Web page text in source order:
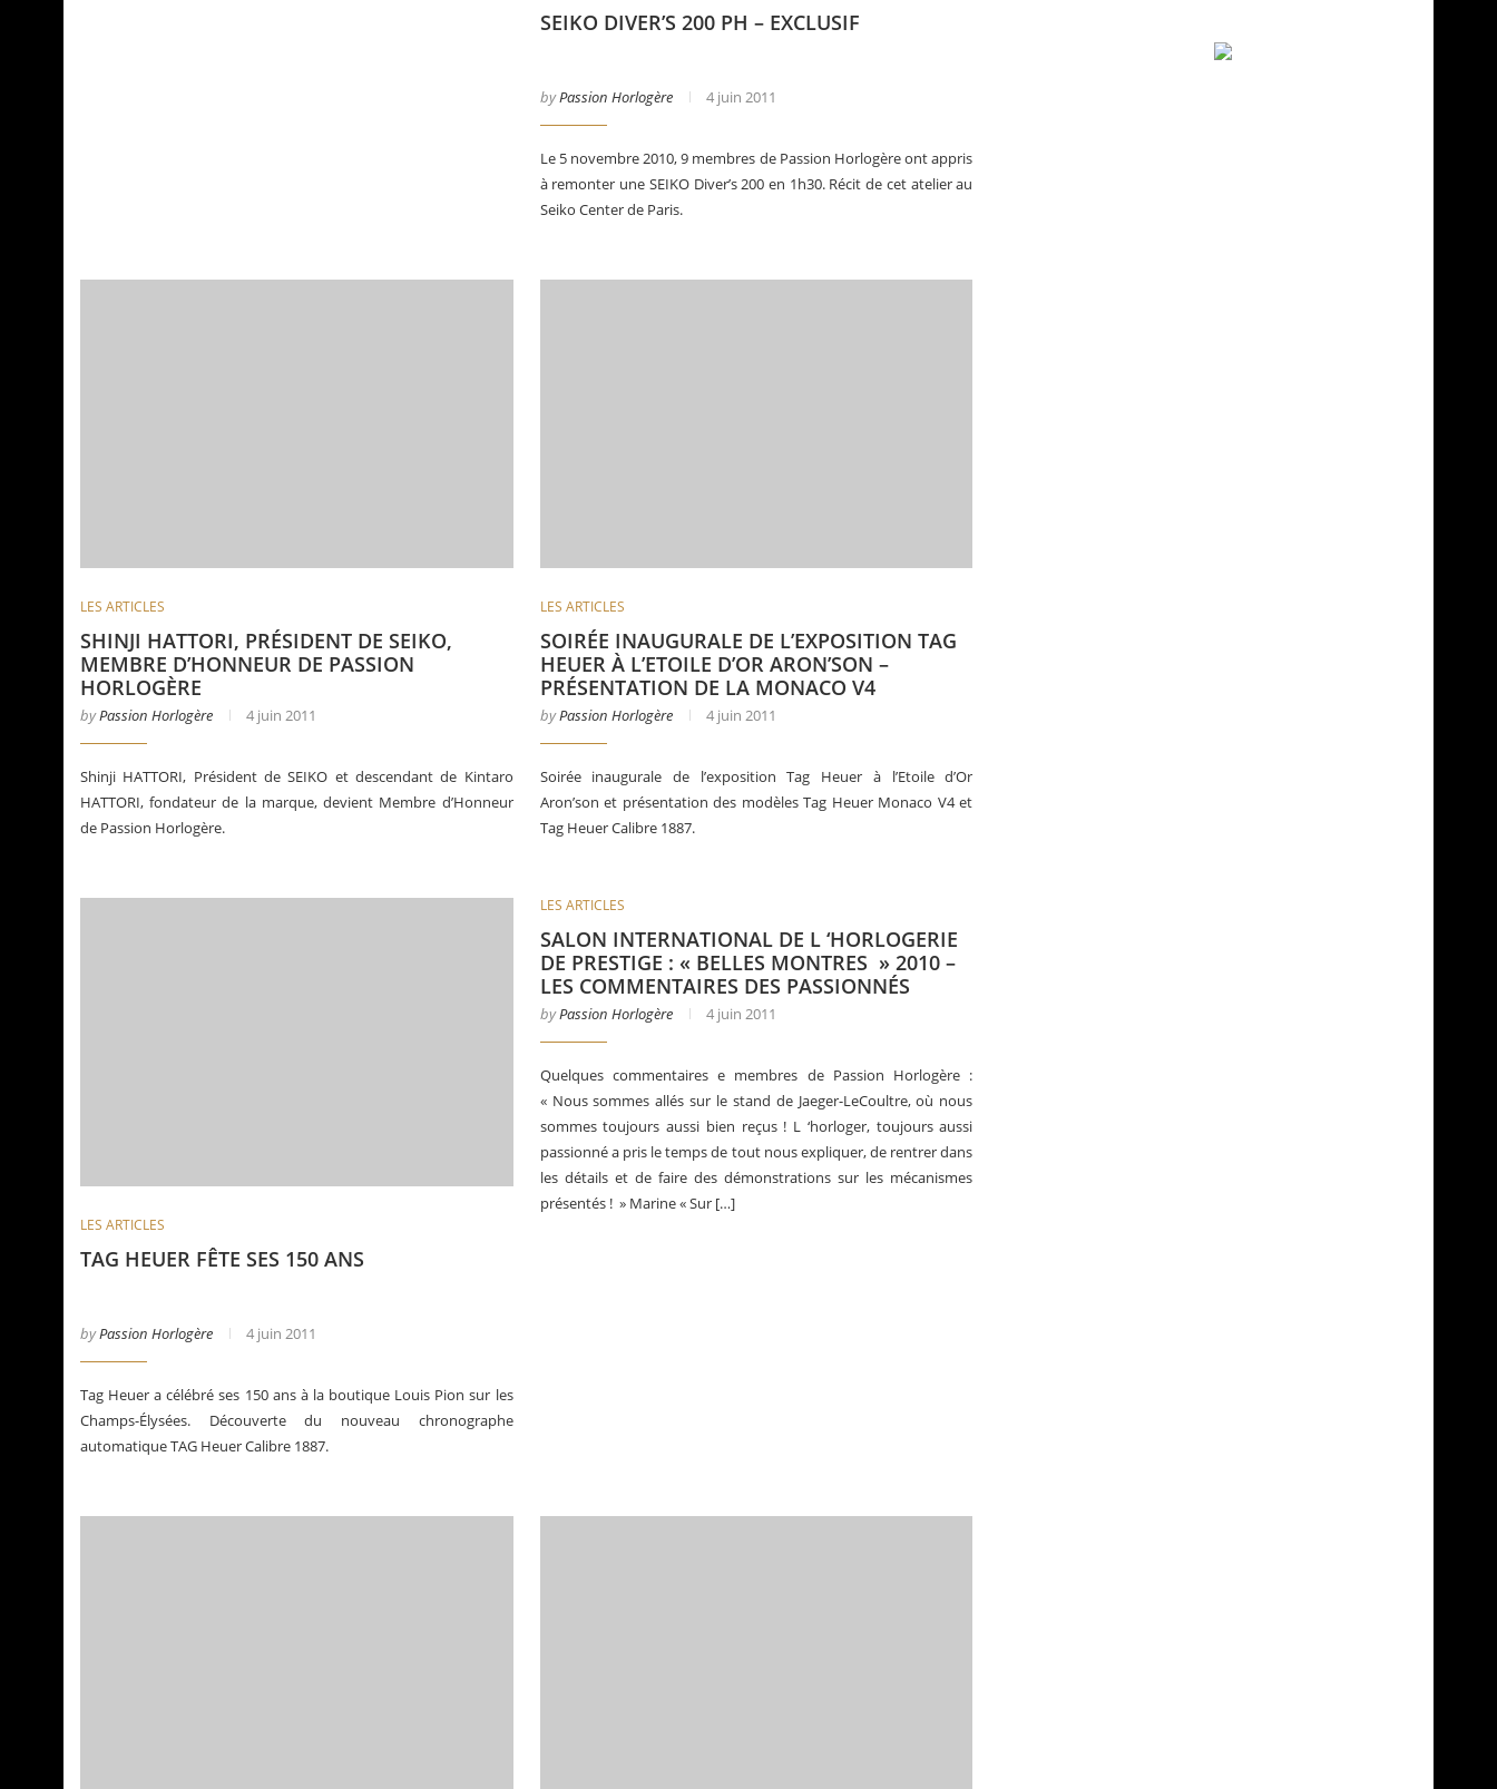
SEIKO DIVER’S 200 PH – EXCLUSIF
byPassion Horlogère 4 juin 2011
Le 5 novembre 2010, 9 membres de Passion Horlogère ont appris
à remonter une SEIKO Diver’s 200 en 1h30. Récit de cet atelier au
Seiko Center de Paris.
LES ARTICLES
SHINJI HATTORI, PRÉSIDENT DE SEIKO,
MEMBRE D’HONNEUR DE PASSION
HORLOGÈRE
byPassion Horlogère 4 juin 2011
Shinji HATTORI, Président de SEIKO et descendant de Kintaro
HATTORI, fondateur de la marque, devient Membre d’Honneur
de Passion Horlogère.
LES ARTICLES
SOIRÉE INAUGURALE DE L’EXPOSITION TAG
HEUER À L’ETOILE D’OR ARON’SON –
PRÉSENTATION DE LA MONACO V4
byPassion Horlogère 4 juin 2011
Soirée inaugurale de l’exposition Tag Heuer à l’Etoile d’Or
Aron’son et présentation des modèles Tag Heuer Monaco V4 et
Tag Heuer Calibre 1887.
LES ARTICLES
TAG HEUER FÊTE SES 150 ANS
byPassion Horlogère 4 juin 2011
Tag Heuer a célébré ses 150 ans à la boutique Louis Pion sur les
Champs-Élysées. Découverte du nouveau chronographe
automatique TAG Heuer Calibre 1887.
LES ARTICLES
SALON INTERNATIONAL DE L ‘HORLOGERIE
DE PRESTIGE : « BELLES MONTRES » 2010 –
LES COMMENTAIRES DES PASSIONNÉS
byPassion Horlogère 4 juin 2011
Quelques commentaires e membres de Passion Horlogère :
« Nous sommes allés sur le stand de Jaeger-LeCoultre, où nous
sommes toujours aussi bien reçus ! L ‘horloger, toujours aussi
passionné a pris le temps de tout nous expliquer, de rentrer dans
les détails et de faire des démonstrations sur les mécanismes
présentés ! » Marine « Sur […]